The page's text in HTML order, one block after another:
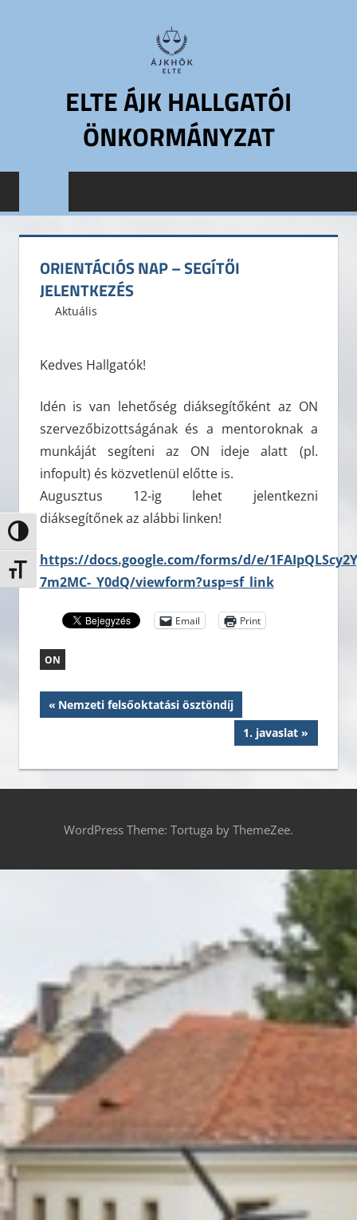
Nagy kontraszt váltása
Betűméret váltása
ELTE ÁJK HALLGATÓI
ÖNKORMÁNYZAT
Jogtudományi
Hallgatói
Önkormányzat
ORIENTÁCIÓS NAP – SEGÍTŐI
JELENTKEZÉS
2018. augusztus 1.
ELTE ÁJK HÖK
Aktuális
Kedves Hallgatók!
Idén is van lehetőség diáksegítőként az ON
szervezőbizottságának és a mentoroknak a
munkáját segíteni az ON ideje alatt (pl.
infopult) és közvetlenül előtte is.
Augusztus 12-ig lehet jelentkezni
diáksegítőnek az alábbi linken!
https://docs.google.com/forms/d/e/
7m2MC-_Y0dQ/viewform?usp=sf_link
Email Print
ON
Bejegyzés
Previous
Post:
Nemzeti felsőoktatási ösztöndíj
Next
Post:
1. javaslat
WordPress Theme: Tortuga by ThemeZee.